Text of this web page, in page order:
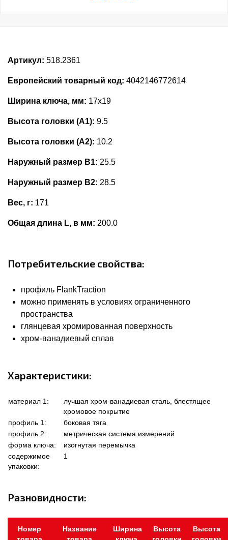
Артикул: 518.2361
Европейский товарный код: 4042146772614
Ширина ключа, мм: 17x19
Высота головки (А1): 9.5
Высота головки (А2): 10.2
Наружный размер В1: 25.5
Наружный размер В2: 28.5
Вес, г: 171
Общая длина L, в мм: 200.0
Потребительские свойства:
профиль FlankTraction
можно применять в условиях ограниченного
пространства
глянцевая хромированная поверхность
хром-ванадиевый сплав
Характеристики:
материал 1:
лучшая хром-ванадиевая сталь, блестящее
хромовое покрытие
профиль 1:
боковая тяга
профиль 2:
метрическая система измерений
форма ключа:
изогнутая перемычка
содержимое
упаковки:
1
Разновидности:
Номер
Название
Ширина
Высота
Высота